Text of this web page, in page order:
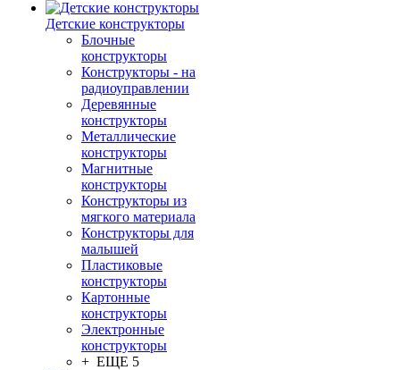
Детские конструкторы
Блочные
конструкторы
Конструкторы - на
радиоуправлении
Деревянные
конструкторы
Металлические
конструкторы
Магнитные
конструкторы
Конструкторы из
мягкого материала
Конструкторы для
малышей
Пластиковые
конструкторы
Картонные
конструкторы
Электронные
конструкторы
+ ЕЩЕ 5